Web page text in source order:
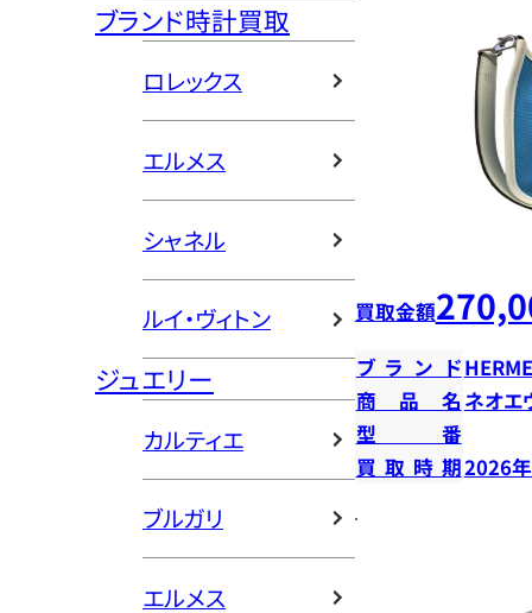
ブランド時計買取
ロレックス
エルメス
シャネル
ルイ・ヴィトン
ジュエリー
カルティエ
ブルガリ
エルメス
買取金額
ブランド
商品名 ネオエ
型番
買取時期2026